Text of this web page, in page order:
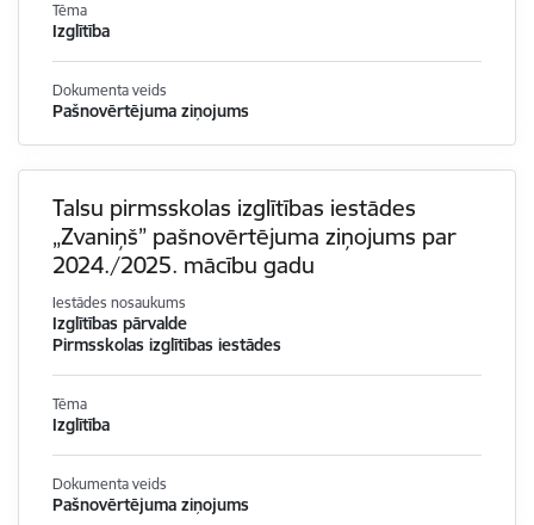
Tēma
Izglītība
Dokumenta veids
Pašnovērtējuma ziņojums
Talsu pirmsskolas izglītības iestādes
„Zvaniņš” pašnovērtējuma ziņojums par
2024./2025. mācību gadu
Iestādes nosaukums
Izglītības pārvalde
Pirmsskolas izglītības iestādes
Tēma
Izglītība
Dokumenta veids
Pašnovērtējuma ziņojums